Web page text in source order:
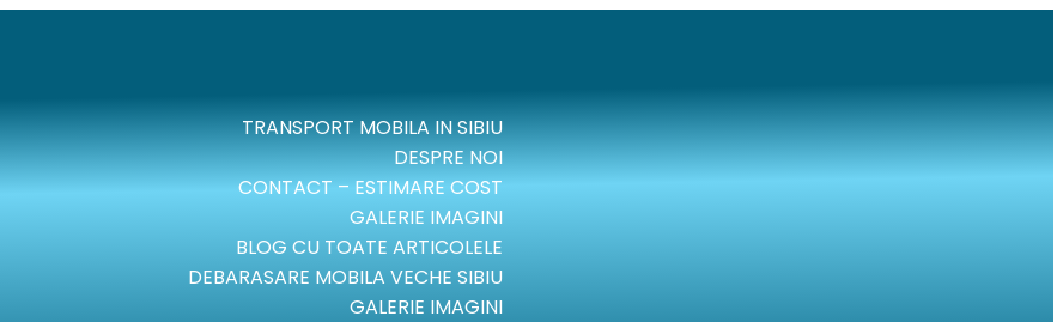
TRANSPORT MOBILA IN SIBIU
DESPRE NOI
CONTACT – ESTIMARE COST
GALERIE IMAGINI
BLOG CU TOATE ARTICOLELE
DEBARASARE MOBILA VECHE SIBIU
GALERIE IMAGINI